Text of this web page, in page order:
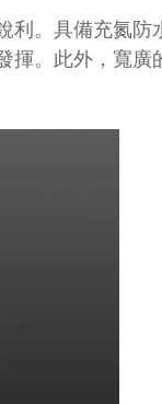
利。具備充氮防
揮。此外，寬廣